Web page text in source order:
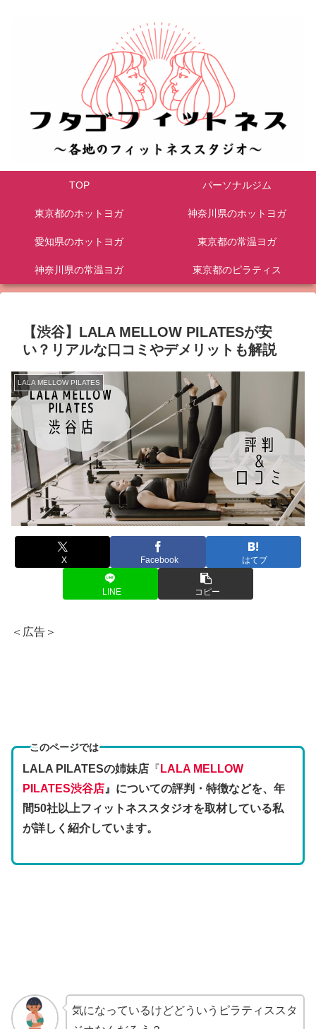
TOP パーソナルジム
東京都のホットヨガ 神奈川県のホットヨガ
愛知県のホットヨガ 東京都の常温ヨガ
神奈川県の常温ヨガ 東京都のピラティス
【渋谷】LALA MELLOW PILATESが安
い？リアルな口コミやデメリットも解説
LALA MELLOW PILATES
X Facebook はてブ
LINE コピー
＜広告＞
このページでは
LALA PILATESの姉妹店『 LALA MELLOW
PILATES渋谷店』についての評判・特徴などを、年
間50社以上フィットネススタジオを取材している私
が詳しく紹介しています。
気になっているけどどういうピラティススタ